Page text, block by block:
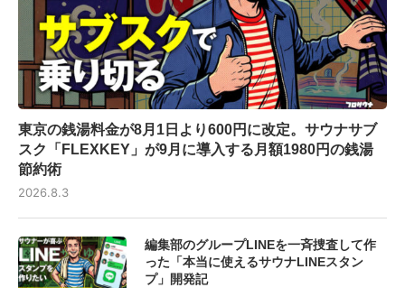
東京の銭湯料金が8月1日より600円に改定。サウナサブ
スク「FLEXKEY」が9月に導入する月額1980円の銭湯
節約術
2026.8.3
編集部のグループLINEを一斉捜査して作
った「本当に使えるサウナLINEスタン
プ」開発記